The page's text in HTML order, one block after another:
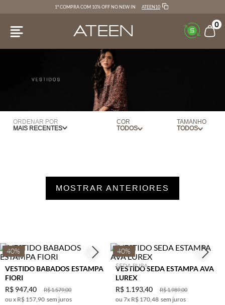
1ª COMPRA COM 10% OFF NO NEW IN ATEEN10
0
ORDENAR POR
MAIS RECENTES
COR
BRANCO
CARAMELO
MARROM
NUDE
OFF WHITE
PRETO
ROSA
TAMANHO
P
G
MOSTRAR ANTERIORES
40%
VESTIDO BABADOS ESTAMPA
FIORI
R$1.579,00
R$ 947,40
x R$ 157,90 sem juros
40%
VESTIDO SEDA ESTAMPA AVA
LUREX
R$1.989,00
R$ 1.193,40
7x R$ 170,48 sem juros